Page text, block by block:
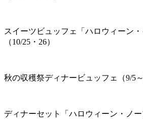
スイーツビュッフェ「ハロウィーン・
（10/25・26）
秋の収穫祭ディナービュッフェ（9/5～
ディナーセット「ハロウィーン・ノ